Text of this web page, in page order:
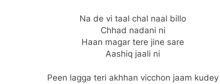
Na de vi taal chal naal billo
Chhad nadani ni
Haan magar tere jine sare
Aashiq jaali ni
Peen lagga teri akhhan vicchon jaam kudey